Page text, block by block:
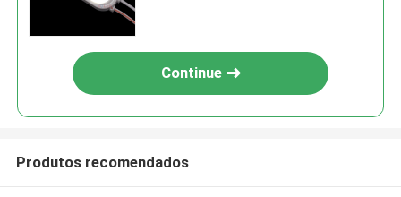
Continue
Produtos recomendados